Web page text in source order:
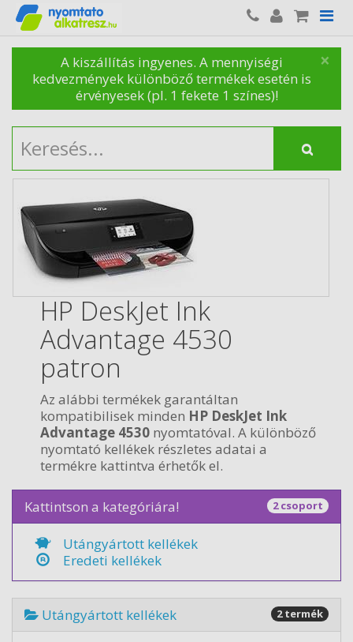
×
A kiszállítás ingyenes. A mennyiségi
kedvezmények különböző termékek esetén is
érvényesek (pl. 1 fekete 1 színes)!
HP DeskJet Ink
Advantage 4530
patron
Az alábbi termékek garantáltan
kompatibilisek minden HP DeskJet Ink
Advantage 4530 nyomtatóval. A különböző
nyomtató kellékek részletes adatai a
termékre kattintva érhetők el.
Kattintson a kategóriára! 2 csoport
Utángyártott kellékek
Eredeti kellékek
Utángyártott kellékek 2 termék